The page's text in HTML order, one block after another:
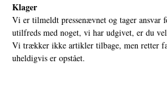
Klager
Vi er tilmeldt pressenævnet og tager ansvar
utilfreds med noget, vi har udgivet, er du
Vi trækker ikke artikler tilbage, men retter
uheldigvis er opstået.